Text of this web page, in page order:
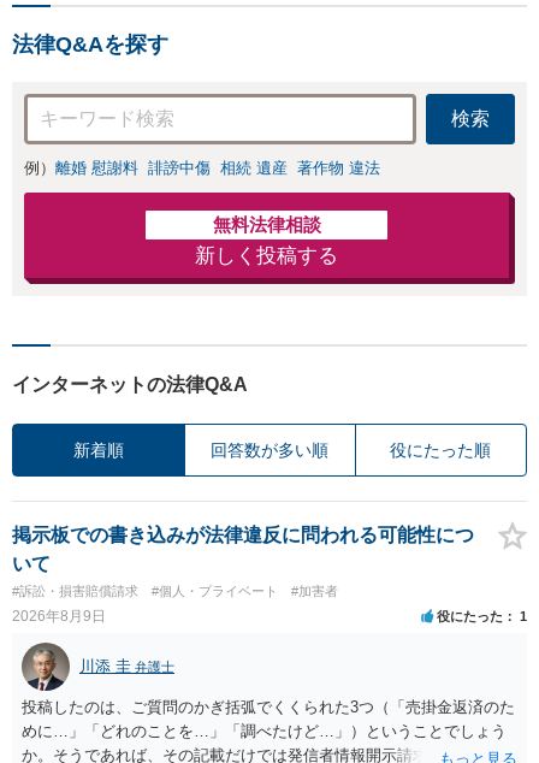
法律Q&Aを探す
検索
例） 離婚 慰謝料 誹謗中傷 相続 遺産 著作物 違法
無料法律相談
新しく投稿する
インターネットの法律Q&A
新着順 回答数が多い順 役にたった順
掲示板での書き込みが法律違反に問われる可能性につ
いて
#訴訟・損害賠償請求 #個人・プライベート #加害者
2026年8月9日 役にたった 1
川添 圭 弁護士
投稿したのは、ご質問のかぎ括弧でくくられた3つ（「売掛金返済のた
めに…」「どれのことを…」「調べたけど…」）ということでしょう
か。そうであれば、その記載だけでは発信者情報開示請求が認められ